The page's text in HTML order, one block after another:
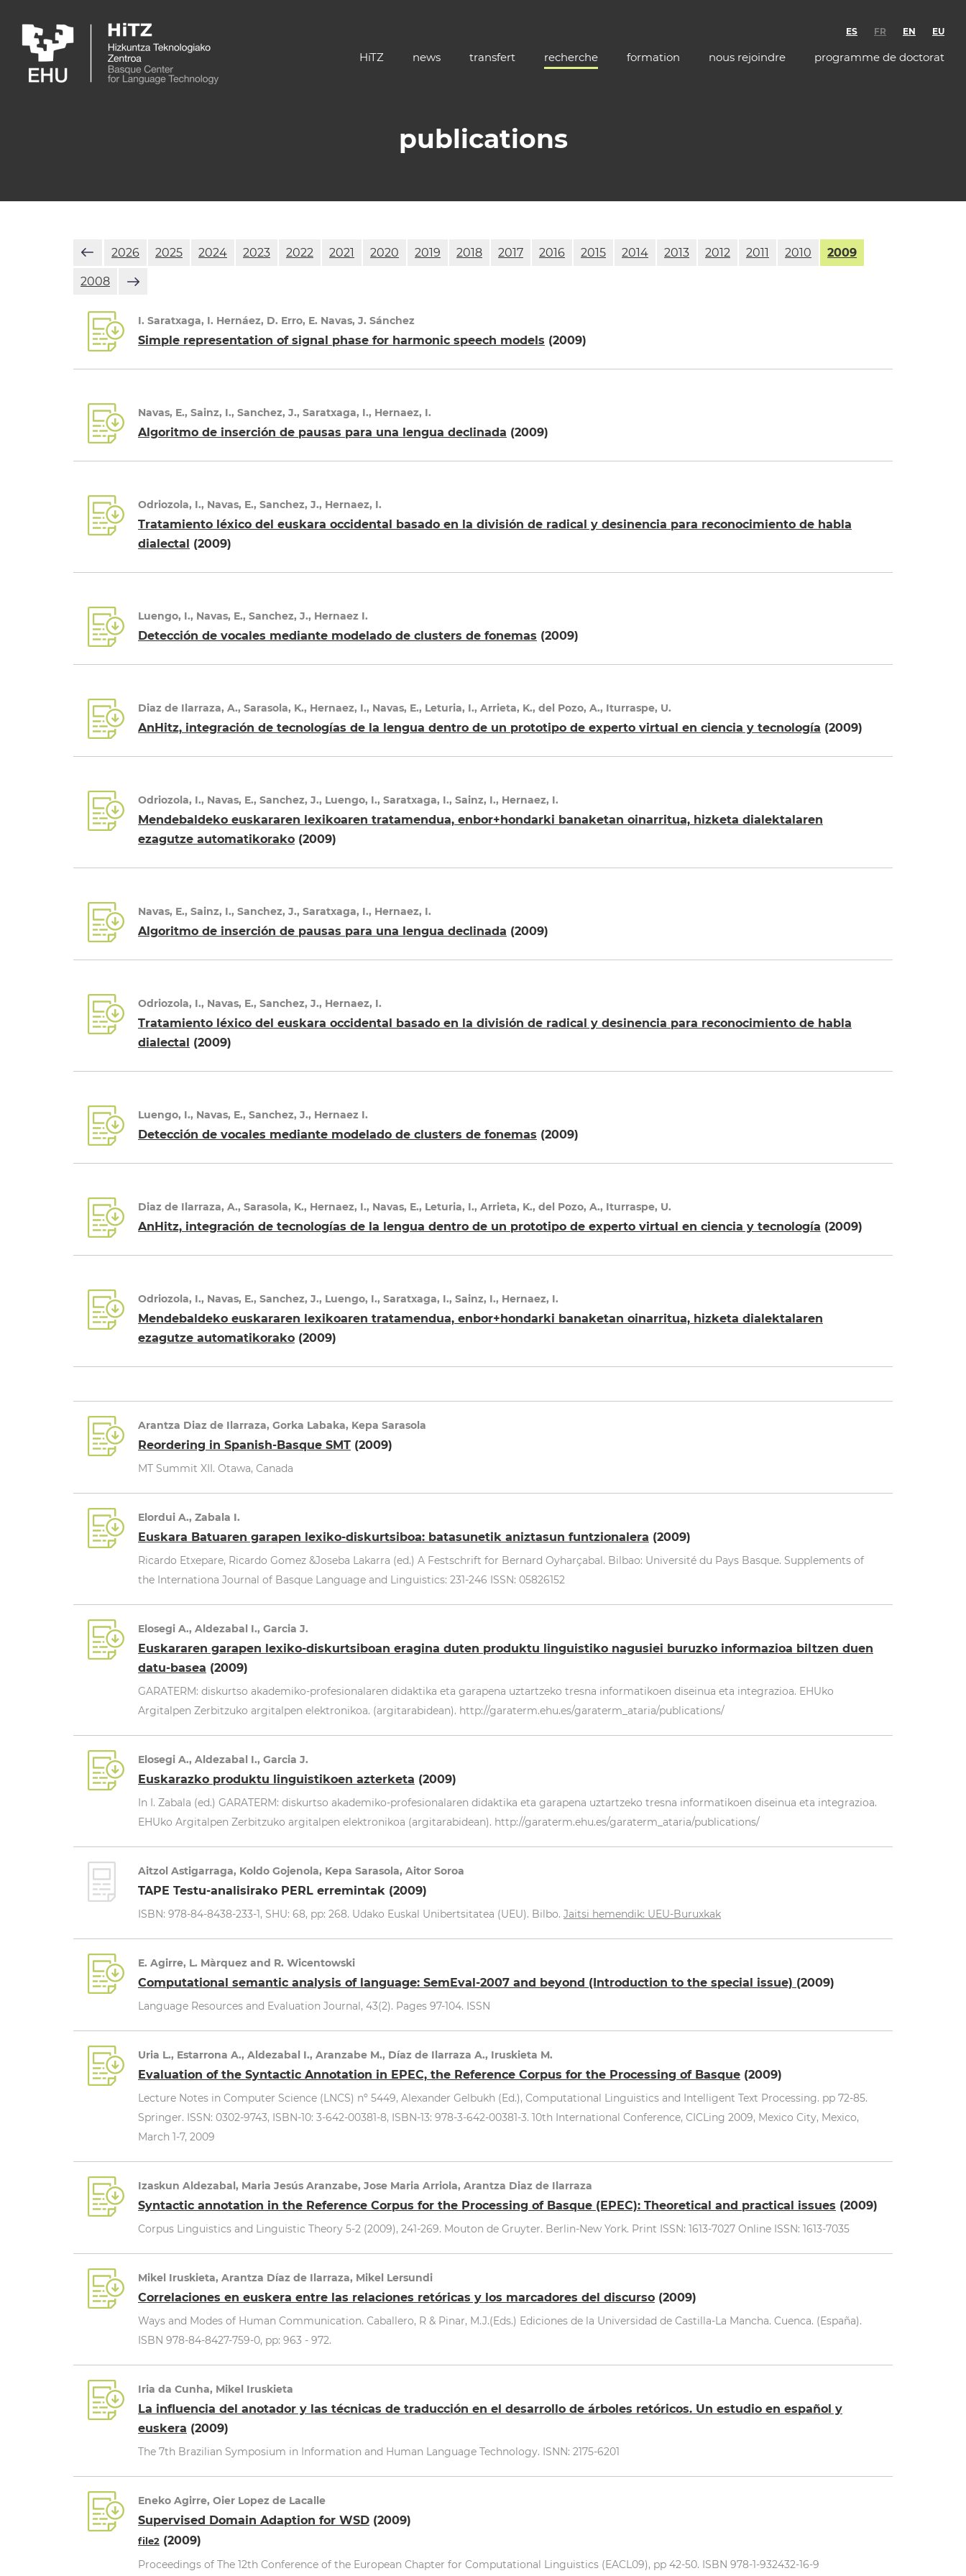
ES FR EN EU
HiTZ news transfert recherche formation nous rejoindre programme de doctorat
publications
2026 2025 2024 2023 2022 2021 2020 2019 2018 2017 2016 2015 2014 2013 2012 2011 2010 2009
2008
I. Saratxaga, I. Hernáez, D. Erro, E. Navas, J. Sánchez
Simple representation of signal phase for harmonic speech models (2009)
Navas, E., Sainz, I., Sanchez, J., Saratxaga, I., Hernaez, I.
Algoritmo de inserción de pausas para una lengua declinada (2009)
Odriozola, I., Navas, E., Sanchez, J., Hernaez, I.
Tratamiento léxico del euskara occidental basado en la división de radical y desinencia para reconocimiento de habla
dialectal (2009)
Luengo, I., Navas, E., Sanchez, J., Hernaez I.
Detección de vocales mediante modelado de clusters de fonemas (2009)
Diaz de Ilarraza, A., Sarasola, K., Hernaez, I., Navas, E., Leturia, I., Arrieta, K., del Pozo, A., Iturraspe, U.
AnHitz, integración de tecnologías de la lengua dentro de un prototipo de experto virtual en ciencia y tecnología (2009)
Odriozola, I., Navas, E., Sanchez, J., Luengo, I., Saratxaga, I., Sainz, I., Hernaez, I.
Mendebaldeko euskararen lexikoaren tratamendua, enbor+hondarki banaketan oinarritua, hizketa dialektalaren
ezagutze automatikorako (2009)
Navas, E., Sainz, I., Sanchez, J., Saratxaga, I., Hernaez, I.
Algoritmo de inserción de pausas para una lengua declinada (2009)
Odriozola, I., Navas, E., Sanchez, J., Hernaez, I.
Tratamiento léxico del euskara occidental basado en la división de radical y desinencia para reconocimiento de habla
dialectal (2009)
Luengo, I., Navas, E., Sanchez, J., Hernaez I.
Detección de vocales mediante modelado de clusters de fonemas (2009)
Diaz de Ilarraza, A., Sarasola, K., Hernaez, I., Navas, E., Leturia, I., Arrieta, K., del Pozo, A., Iturraspe, U.
AnHitz, integración de tecnologías de la lengua dentro de un prototipo de experto virtual en ciencia y tecnología (2009)
Odriozola, I., Navas, E., Sanchez, J., Luengo, I., Saratxaga, I., Sainz, I., Hernaez, I.
Mendebaldeko euskararen lexikoaren tratamendua, enbor+hondarki banaketan oinarritua, hizketa dialektalaren
ezagutze automatikorako (2009)
Arantza Diaz de Ilarraza, Gorka Labaka, Kepa Sarasola
Reordering in Spanish-Basque SMT (2009)
MT Summit XII. Otawa, Canada
Elordui A., Zabala I.
Euskara Batuaren garapen lexiko-diskurtsiboa: batasunetik aniztasun funtzionalera (2009)
Ricardo Etxepare, Ricardo Gomez &Joseba Lakarra (ed.) A Festschrift for Bernard Oyharçabal. Bilbao: Université du Pays Basque. Supplements of
the Internationa Journal of Basque Language and Linguistics: 231-246 ISSN: 05826152
Elosegi A., Aldezabal I., Garcia J.
Euskararen garapen lexiko-diskurtsiboan eragina duten produktu linguistiko nagusiei buruzko informazioa biltzen duen
datu-basea (2009)
GARATERM: diskurtso akademiko-profesionalaren didaktika eta garapena uztartzeko tresna informatikoen diseinua eta integrazioa. EHUko
Argitalpen Zerbitzuko argitalpen elektronikoa. (argitarabidean). http://garaterm.ehu.es/garaterm_ataria/publications/
Elosegi A., Aldezabal I., Garcia J.
Euskarazko produktu linguistikoen azterketa (2009)
In I. Zabala (ed.) GARATERM: diskurtso akademiko-profesionalaren didaktika eta garapena uztartzeko tresna informatikoen diseinua eta integrazioa.
EHUko Argitalpen Zerbitzuko argitalpen elektronikoa (argitarabidean). http://garaterm.ehu.es/garaterm_ataria/publications/
Aitzol Astigarraga, Koldo Gojenola, Kepa Sarasola, Aitor Soroa
TAPE Testu-analisirako PERL erremintak (2009)
ISBN: 978-84-8438-233-1, SHU: 68, pp: 268. Udako Euskal Unibertsitatea (UEU). Bilbo. Jaitsi hemendik: UEU-Buruxkak
E. Agirre, L. Màrquez and R. Wicentowski
Computational semantic analysis of language: SemEval-2007 and beyond (Introduction to the special issue) (2009)
Language Resources and Evaluation Journal, 43(2). Pages 97-104. ISSN
Uria L., Estarrona A., Aldezabal I., Aranzabe M., Díaz de Ilarraza A., Iruskieta M.
Evaluation of the Syntactic Annotation in EPEC, the Reference Corpus for the Processing of Basque (2009)
Lecture Notes in Computer Science (LNCS) nº 5449, Alexander Gelbukh (Ed.), Computational Linguistics and Intelligent Text Processing. pp 72-85.
Springer. ISSN: 0302-9743, ISBN-10: 3-642-00381-8, ISBN-13: 978-3-642-00381-3. 10th International Conference, CICLing 2009, Mexico City, Mexico,
March 1-7, 2009
Izaskun Aldezabal, Maria Jesús Aranzabe, Jose Maria Arriola, Arantza Diaz de Ilarraza
Syntactic annotation in the Reference Corpus for the Processing of Basque (EPEC): Theoretical and practical issues (2009)
Corpus Linguistics and Linguistic Theory 5-2 (2009), 241-269. Mouton de Gruyter. Berlin-New York. Print ISSN: 1613-7027 Online ISSN: 1613-7035
Mikel Iruskieta, Arantza Díaz de Ilarraza, Mikel Lersundi
Correlaciones en euskera entre las relaciones retóricas y los marcadores del discurso (2009)
Ways and Modes of Human Communication. Caballero, R & Pinar, M.J.(Eds.) Ediciones de la Universidad de Castilla-La Mancha. Cuenca. (España).
ISBN 978-84-8427-759-0, pp: 963 - 972.
Iria da Cunha, Mikel Iruskieta
La influencia del anotador y las técnicas de traducción en el desarrollo de árboles retóricos. Un estudio en español y
euskera (2009)
The 7th Brazilian Symposium in Information and Human Language Technology. ISNN: 2175-6201
Eneko Agirre, Oier Lopez de Lacalle
Supervised Domain Adaption for WSD (2009)
file2 (2009)
Proceedings of The 12th Conference of the European Chapter for Computational Linguistics (EACL09), pp 42-50. ISBN 978-1-932432-16-9